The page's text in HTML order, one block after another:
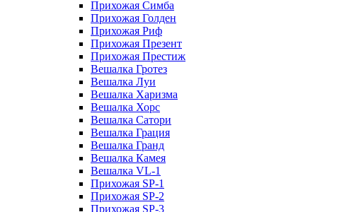
Прихожая Симба
Прихожая Голден
Прихожая Риф
Прихожая Презент
Прихожая Престиж
Вешалка Гротез
Вешалка Луи
Вешалка Харизма
Вешалка Хорс
Вешалка Сатори
Вешалка Грация
Вешалка Гранд
Вешалка Камея
Вешалка VL-1
Прихожая SP-1
Прихожая SP-2
Прихожая SP-3